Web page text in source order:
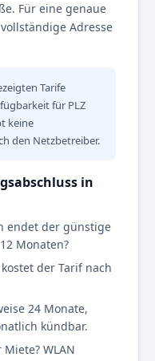
Für eine genaue
Adresse
Tarife
für PLZ
keine
den Netzbetreiber.
in
endet der günstige
Monaten?
kostet der Tarif nach
24 Monate,
kündbar.
WLAN